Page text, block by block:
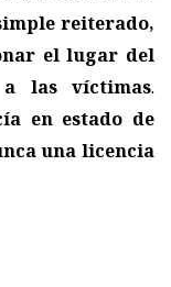
reiterado,
el lugar del
las víctimas.
en estado de
una licencia